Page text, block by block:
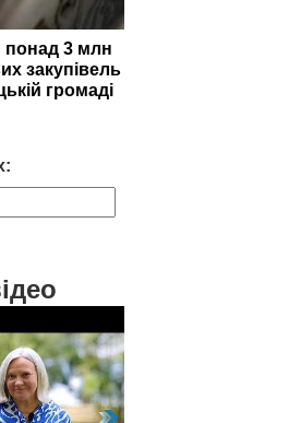
понад 3 млн
закупівель
громаді